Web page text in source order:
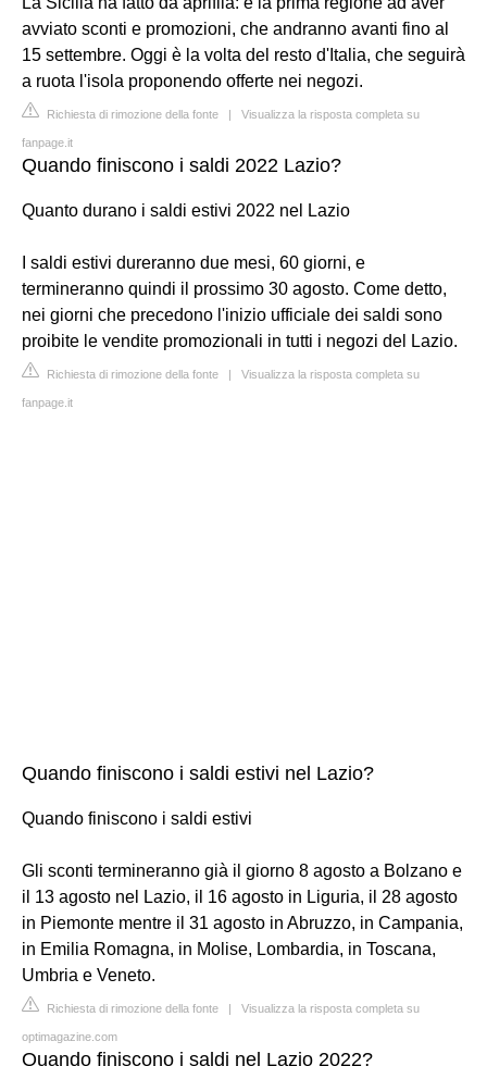
avviato sconti e promozioni, che andranno avanti fino al
15 settembre. Oggi è la volta del resto d'Italia, che seguirà
a ruota l'isola proponendo offerte nei negozi.
Richiesta di rimozione della fonte | Visualizza la risposta completa su
fanpage.it
Quando finiscono i saldi 2022 Lazio?
Quanto durano i saldi estivi 2022 nel Lazio
I saldi estivi dureranno due mesi, 60 giorni, e
termineranno quindi il prossimo 30 agosto. Come detto,
nei giorni che precedono l'inizio ufficiale dei saldi sono
proibite le vendite promozionali in tutti i negozi del Lazio.
Richiesta di rimozione della fonte | Visualizza la risposta completa su
fanpage.it
Quando finiscono i saldi estivi nel Lazio?
Quando finiscono i saldi estivi
Gli sconti termineranno già il giorno 8 agosto a Bolzano e
il 13 agosto nel Lazio, il 16 agosto in Liguria, il 28 agosto
in Piemonte mentre il 31 agosto in Abruzzo, in Campania,
in Emilia Romagna, in Molise, Lombardia, in Toscana,
Umbria e Veneto.
Richiesta di rimozione della fonte | Visualizza la risposta completa su
optimagazine.com
Quando finiscono i saldi nel Lazio 2022?